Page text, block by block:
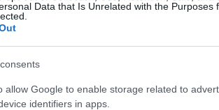
Data that Is Unrelated with the Purposes
allow Google to enable storage related to
identifiers in apps.